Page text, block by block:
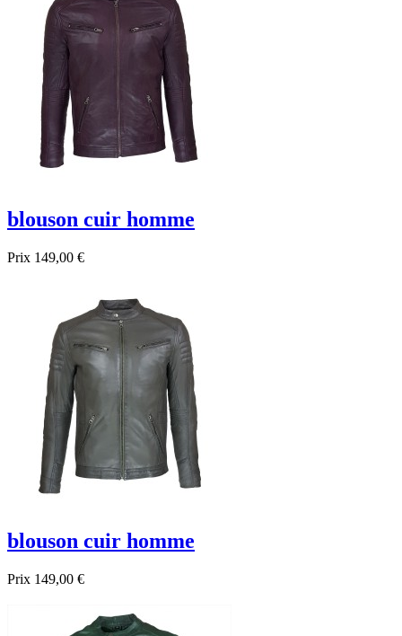
blouson cuir homme
Prix 149,00 €
blouson cuir homme
Prix 149,00 €